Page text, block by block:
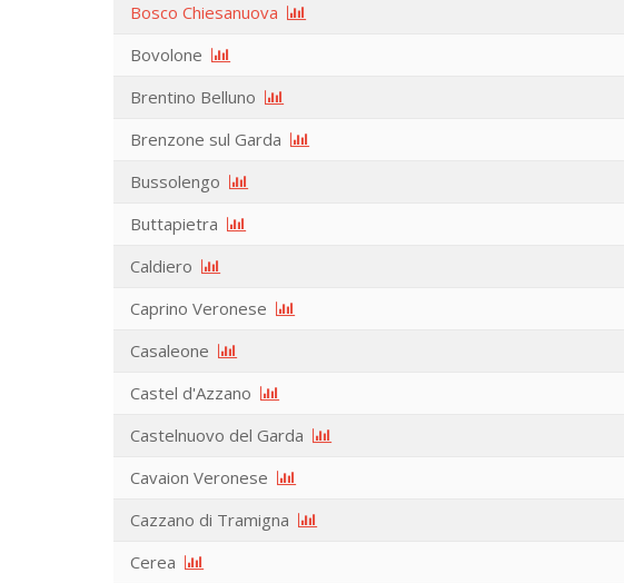
Bosco Chiesanuova
Bovolone
Brentino Belluno
Brenzone sul Garda
Bussolengo
Buttapietra
Caldiero
Caprino Veronese
Casaleone
Castel d'Azzano
Castelnuovo del Garda
Cavaion Veronese
Cazzano di Tramigna
Cerea